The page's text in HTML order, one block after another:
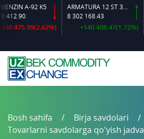
92 K5
ARMATURA 12 ST 35 GS O‘LCHAMLI
8 302 168.43
+140 408.47(1.72%)
DIZEL
16
+1
Bosh sahifa
Birja savdolari
Tovarlarni savdolarga qo'yish